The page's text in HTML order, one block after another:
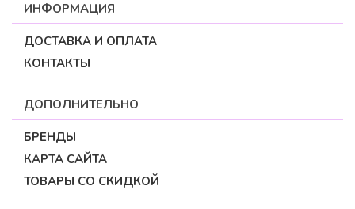
ИНФОРМАЦИЯ
ДОСТАВКА И ОПЛАТА
КОНТАКТЫ
ДОПОЛНИТЕЛЬНО
БРЕНДЫ
КАРТА САЙТА
ТОВАРЫ СО СКИДКОЙ